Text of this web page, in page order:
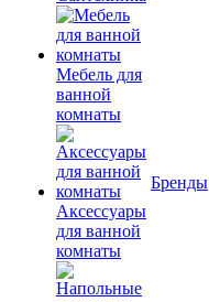
Мебель для
ванной
комнаты
Аксессуары
для ванной
комнаты
Бренды